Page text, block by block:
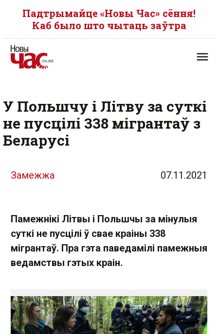
Падтрымайце «Новы Час» сёння!
Каб было што чытаць заўтра
У Польшчу і Літву за суткі
не пусцілі 338 мігрантаў з
Беларусі
Замежжа 07.11.2021
Памежнікі Літвы і Польшчы за мінулыя
суткі не пусцілі ў свае краіны 338
мігрантаў. Пра гэта паведамілі памежныя
ведамствы гэтых краін.